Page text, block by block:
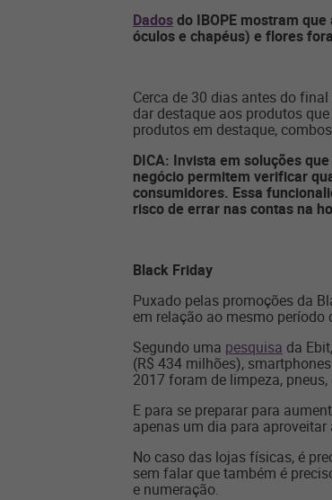
Dadosdo IBOPE mostram
óculos e chapéus) e flores
Cerca de 30 dias antes do
dar destaque aos produtos
produtos em destaque,
DICA: Invista em soluções
negócio permitem verificar
consumidores. Essa
risco de errar nas contas na
Black Friday
Puxado pelas promoções da
em relação ao mesmo período
Segundo uma pesquisa da
(R$ 434 milhões),
2017 foram de limpeza,
E para se preparar para
apenas um dia para
No caso das lojas físicas, é
sem falar que também é
e numeração.